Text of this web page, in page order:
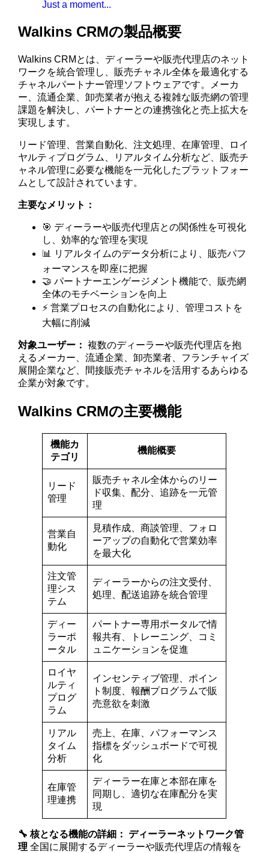
Just a moment...
Walkins CRMの製品概要
Walkins CRMとは、ディーラーや販売代理店のネット
ワークを統合管理し、販売チャネル全体を最適化する
チャネルパートナー管理ソフトウェアです。メーカ
ー、流通企業、卸売業者が抱える複雑な販売網の管理
課題を解決し、パートナーとの連携強化と売上拡大を
実現します。
リード管理、営業自動化、注文処理、在庫管理、ロイ
ヤルティプログラム、リアルタイム分析など、販売チ
ャネル管理に必要な機能を一元化したプラットフォー
ムとして設計されています。
主要なメリット：
🎯 ディーラーや販売代理店との関係性を可視化
し、効率的な管理を実現
📊 リアルタイムのデータ分析により、販売パフ
ォーマンスを即座に把握
🤝 パートナーエンゲージメント機能で、販売網
全体のモチベーションを向上
⚡ 営業プロセスの自動化により、管理コストを
大幅に削減
対象ユーザー： 複数のディーラーや販売代理店を抱
えるメーカー、流通企業、卸売業者、フランチャイズ
展開企業など、間接販売チャネルを活用するあらゆる
企業が対象です。
Walkins CRMの主要機能
機能カ
テゴリ
機能概要
リード
管理
販売チャネル全体からのリー
ド収集、配分、追跡を一元管
理
営業自
動化
見積作成、商談管理、フォロ
ーアップの自動化で営業効率
を最大化
注文管
理シス
テム
ディーラーからの注文受付、
処理、配送追跡を統合管理
ディー
ラーポ
ータル
パートナー専用ポータルで情
報共有、トレーニング、コミ
ュニケーションを促進
ロイヤ
ルティ
プログ
ラム
インセンティブ管理、ポイン
ト制度、報酬プログラムで販
売意欲を刺激
リアル
タイム
分析
売上、在庫、パフォーマンス
指標をダッシュボードで可視
化
在庫管
理連携
ディーラー在庫と本部在庫を
同期し、適切な在庫配分を実
現
🔧 核となる機能の詳細：
ディーラーネットワーク管
理 全国に展開するディーラーや販売代理店の情報を